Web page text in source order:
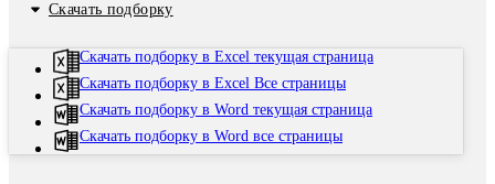
Скачать подборку
Скачать подборку в Excel текущая страница
Скачать подборку в Excel Все страницы
Скачать подборку в Word текущая страница
Скачать подборку в Word все страницы